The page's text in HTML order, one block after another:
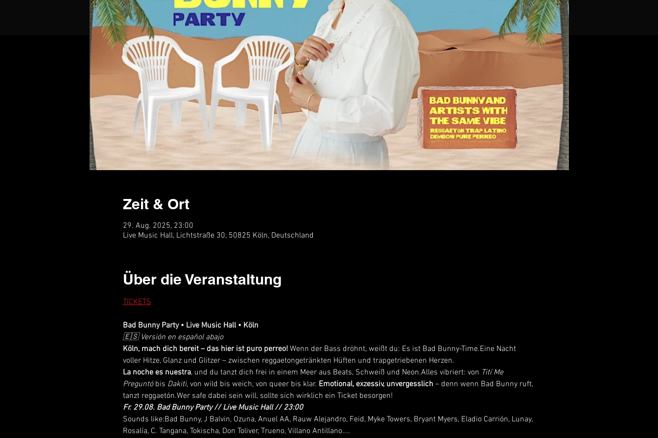
Zeit & Ort
29. Aug. 2025, 23:00
Live Music Hall, Lichtstraße 30, 50825 Köln, Deutschland
Über die Veranstaltung
TICKETS
Bad Bunny Party • Live Music Hall • Köln
🇪🇸 Versión en español abajo
Köln, mach dich bereit – das hier ist puro perreo! Wenn der Bass dröhnt, weißt du: Es ist Bad Bunny-Time.Eine Nacht
voller Hitze, Glanz und Glitzer – zwischen reggaetongetränkten Hüften und trapgetriebenen Herzen.
La noche es nuestra, und du tanzt dich frei in einem Meer aus Beats, Schweiß und Neon.Alles vibriert: von Tití Me
Preguntó bis Dakiti, von wild bis weich, von queer bis klar. Emotional, exzessiv, unvergesslich – denn wenn Bad Bunny ruft,
tanzt reggaetón.Wer safe dabei sein will, sollte sich wirklich ein Ticket besorgen!
Fr. 29.08. Bad Bunny Party // Live Music Hall // 23:00
Sounds like:Bad Bunny, J Balvin, Ozuna, Anuel AA, Rauw Alejandro, Feid, Myke Towers, Bryant Myers, Eladio Carrión, Lunay,
Rosalía, C. Tangana, Tokischa, Don Toliver, Trueno, Villano Antillano....